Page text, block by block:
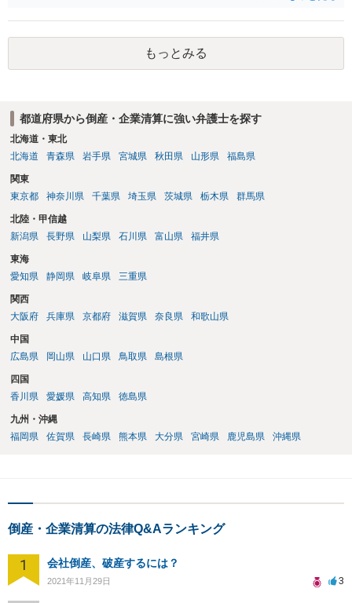
弁護士よりも税理士にお問い合わせされた方が有益な情報が得られる
でしょう。 さらに、更生の請求を行うことにより、税務調査の対象と
なる可能性がどの程度高くなるのか、といった実務家の感覚を知る、
といった観点からも税理士にお問い合わせされた方がよいでしょう。
必要になってくるかと思います。
もっとみる
都道府県から倒産・企業清算に強い弁護士を探す
北海道・東北
北海道
青森県 岩手県 宮城県 秋田県 山形県 福島県
関東
東京都
神奈川県 千葉県 埼玉県 茨城県 栃木県 群馬県
北陸・甲信越
新潟県
長野県 山梨県 石川県 富山県 福井県
東海
愛知県
静岡県 岐阜県 三重県
関西
大阪府
兵庫県 京都府 滋賀県 奈良県 和歌山県
中国
広島県
岡山県 山口県 鳥取県 島根県
四国
香川県
愛媛県 高知県 徳島県
九州・沖縄
福岡県
佐賀県 長崎県 熊本県 大分県 宮崎県 鹿児島県 沖縄県
倒産・企業清算の法律Q&Aランキング
1 会社倒産、破産するには？
2021年11月29日 3